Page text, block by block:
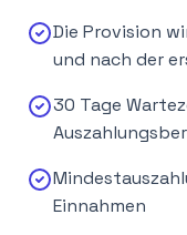
Die Provision
und nach der
30 Tage
Einnahmen